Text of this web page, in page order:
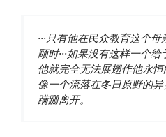
···只有他在民众教育这个
顾时···如果没有这样一个
他就完全无法展翅作他永恒
像一个流落在冬日原野的
蹒跚离开。